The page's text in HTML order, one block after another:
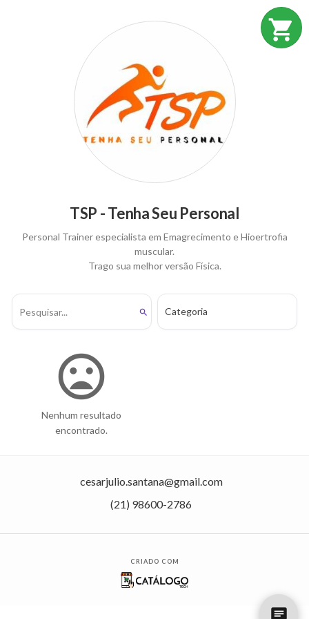
shopping_cart
chat
TSP - Tenha Seu Personal
Personal Trainer especialista em Emagrecimento e Hioertrofia
muscular.
Trago sua melhor versão Física.
search
mood_bad
Nenhum resultado
encontrado.
cesarjulio.santana@gmail.com
(21) 98600-2786
CRIADO COM